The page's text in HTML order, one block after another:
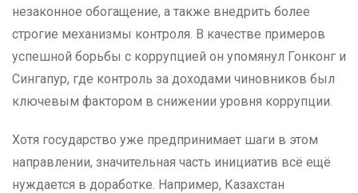
незаконное обогащение, а также внедрить более
строгие механизмы контроля. В качестве примеров
успешной борьбы с коррупцией он упомянул Гонконг и
Сингапур, где контроль за доходами чиновников был
ключевым фактором в снижении уровня коррупции.
Хотя государство уже предпринимает шаги в этом
направлении, значительная часть инициатив всё ещё
нуждается в доработке. Например, Казахстан